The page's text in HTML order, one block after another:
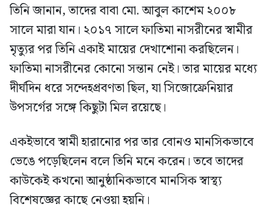
তিনি জানান, তাদের বাবা মো. আবুল কাশেম ২০০৮
সালে মারা যান। ২০১৭ সালে ফাতিমা নাসরীনের স্বামীর
মৃত্যুর পর তিনি একাই মায়ের দেখাশোনা করছিলেন।
ফাতিমা নাসরীনের কোনো সন্তান নেই। তার মায়ের মধ্যে
দীর্ঘদিন ধরে সন্দেহপ্রবণতা ছিল, যা সিজোফ্রেনিয়ার
উপসর্গের সঙ্গে কিছুটা মিল রয়েছে।
একইভাবে স্বামী হারানোর পর তার বোনও মানসিকভাবে
ভেঙে পড়েছিলেন বলে তিনি মনে করেন। তবে তাদের
কাউকেই কখনো আনুষ্ঠানিকভাবে মানসিক স্বাস্থ্য
বিশেষজ্ঞের কাছে নেওয়া হয়নি।